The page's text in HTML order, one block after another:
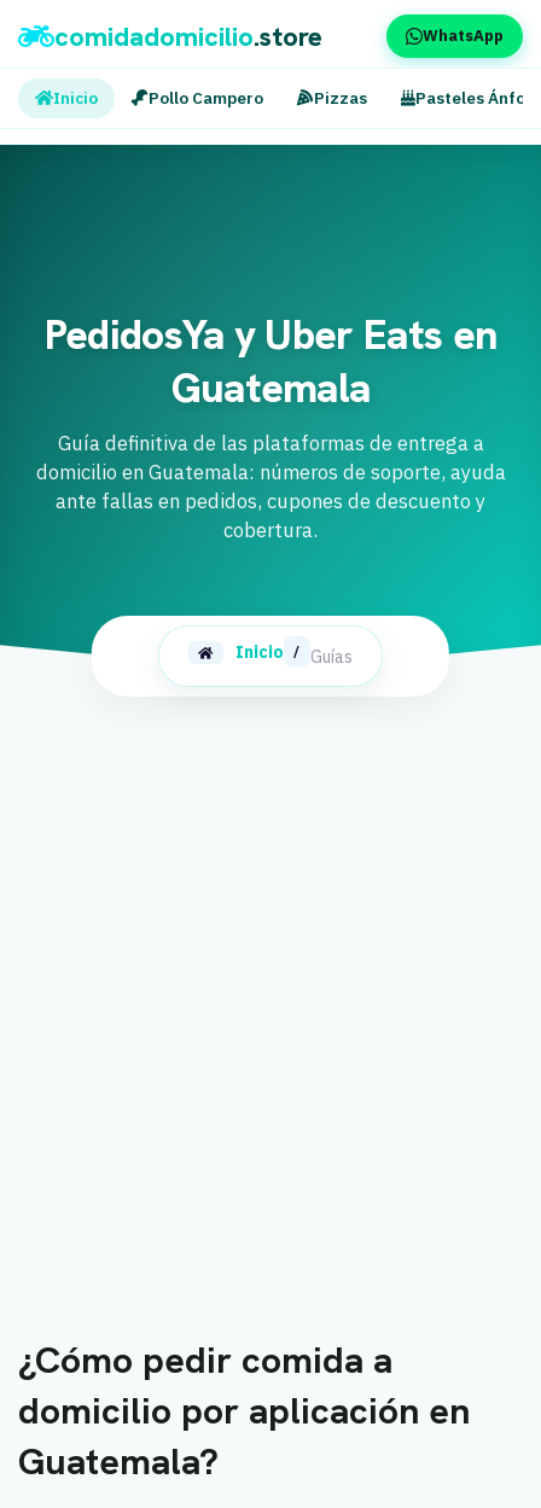
comidadomicilio.store WhatsApp
Inicio Pollo Campero Pizzas Pasteles Ánfora
PedidosYa y Uber Eats en
Guatemala
Guía definitiva de las plataformas de entrega a
domicilio en Guatemala: números de soporte, ayuda
ante fallas en pedidos, cupones de descuento y
cobertura.
Inicio / Guías
¿Cómo pedir comida a
domicilio por aplicación en
Guatemala?